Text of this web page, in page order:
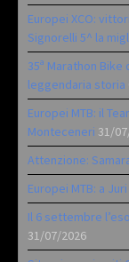
Europei XCO:
Signorelli 5^ la
35ª Marathon
leggendaria storia
Europei MTB: il
Monteceneri 31/
Attenzione:
Europei MTB: a
Il 6 settembre
31/07/2026